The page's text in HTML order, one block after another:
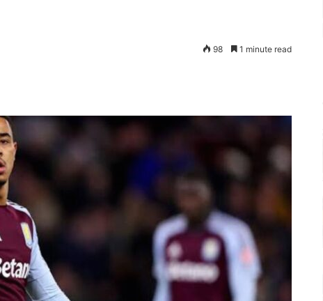
98 1 minute read